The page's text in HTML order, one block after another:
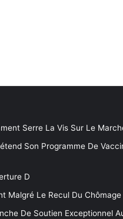
Serre La Vis Sur Le
Son Programme De
D
Malgré Le Recul Du Chômage
De Soutien Exceptionnel